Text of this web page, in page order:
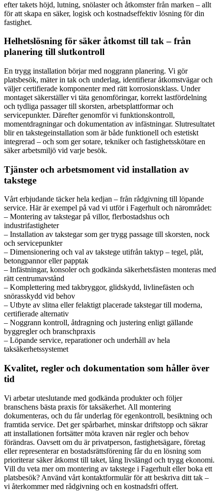
efter takets höjd, lutning, snölaster och åtkomster från marken – allt
för att skapa en säker, logisk och kostnadseffektiv lösning för din
fastighet.
Helhetslösning för säker åtkomst till tak – från
planering till slutkontroll
En trygg installation börjar med noggrann planering. Vi gör
platsbesök, mäter in tak och underlag, identifierar åtkomstvägar och
väljer certifierade komponenter med rätt korrosionsklass. Under
montaget säkerställer vi täta genomföringar, korrekt lastfördelning
och tydliga passager till skorsten, arbetsplattformar och
servicepunkter. Därefter genomför vi funktionskontroll,
momentdragningar och dokumentation av infästningar. Slutresultatet
blir en takstegeinstallation som är både funktionell och estetiskt
integrerad – och som ger sotare, tekniker och fastighetsskötare en
säker arbetsmiljö vid varje besök.
Tjänster och arbetsmoment vid installation av
takstege
Vårt erbjudande täcker hela kedjan – från rådgivning till löpande
service. Här är exempel på vad vi utför i Fagerhult och närområdet:
– Montering av takstegar på villor, flerbostadshus och
industrifastigheter
– Installation av takstegar som ger trygg passage till skorsten, nock
och servicepunkter
– Dimensionering och val av takstege utifrån taktyp – tegel, plåt,
betongpannor eller papptak
– Infästningar, konsoler och godkända säkerhetsfästen monteras med
rätt centrumavstånd
– Komplettering med takbryggor, glidskydd, livlinefästen och
snörasskydd vid behov
– Utbyte av slitna eller felaktigt placerade takstegar till moderna,
certifierade alternativ
– Noggrann kontroll, åtdragning och justering enligt gällande
byggregler och branschpraxis
– Löpande service, reparationer och underhåll av hela
taksäkerhetssystemet
Kvalitet, regler och dokumentation som håller över
tid
Vi arbetar uteslutande med godkända produkter och följer
branschens bästa praxis för taksäkerhet. All montering
dokumenteras, och du får underlag för egenkontroll, besiktning och
framtida service. Det ger spårbarhet, minskar driftstopp och säkrar
att installationen fortsätter möta kraven när regler och behov
förändras. Oavsett om du är privatperson, fastighetsägare, företag
eller representerar en bostadsrättsförening får du en lösning som
prioriterar säker åtkomst till taket, lång livslängd och trygg ekonomi.
Vill du veta mer om montering av takstege i Fagerhult eller boka ett
platsbesök? Använd vårt kontaktformulär för att beskriva ditt tak –
vi återkommer med rådgivning och en kostnadsfri offert.